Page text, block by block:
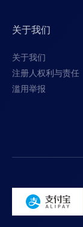
关于我们
关于我们
注册人权利与责任
滥用举报